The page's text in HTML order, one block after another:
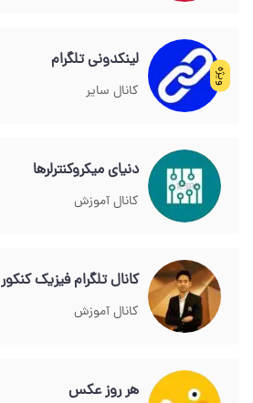
ویژه
لینکدونی تلگرام
کانال سایر
دنیای میکروکنترلرها
کانال آموزش
کانال تلگرام فیزیک کنکور
کانال آموزش
هر روز عکس